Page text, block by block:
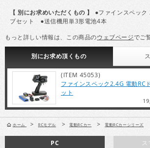
【 別にお求めいただくもの 】
●ファインスペック
ブセット ●送信機用単3形電池4本
もっと詳しい情報は、この商品のウェブページでご
別にお求め頂くもの
(ITEM 45053)
ファインスペック2.4G 電動RC
ット
ホーム > RCモデル > 電動RCカー > 電動RCカーシリーズ
ス
PC